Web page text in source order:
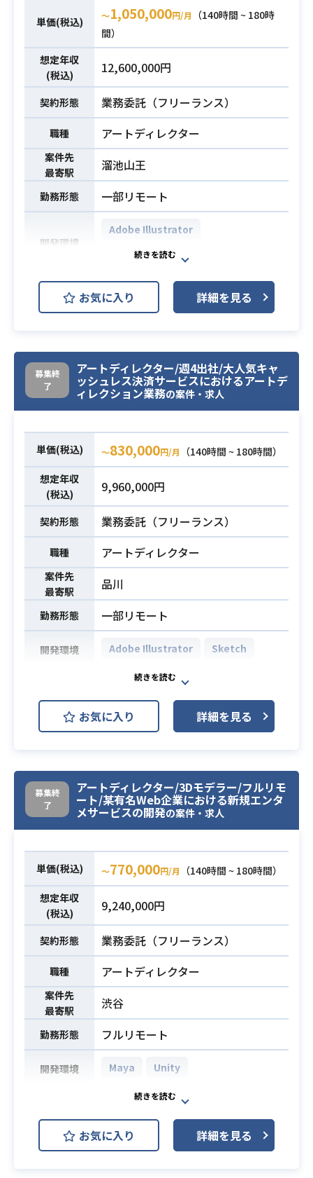
デジタルマーケティング領域におけ
る広告クリエイティブの設計から制
作ディレクションまでを一貫して担
当いただきます。
広告効果の検証・改善を重ねなが
ら、サービスの成長を加速させる重
要なポジションです。
さらに、最新のデジタルトレンドや
技術のリサーチも担っていただきま
す。
・広告クリエイティブのディレクシ
ョン（社内制作）
・上流コンセプトに基づいたターゲ
ット・メッセージ・検証要素の設計
・ラフ制作、デザイナーへの指示書
・制作物のクオリティチェック／進
行・納品管理
・新規クリエイティブ技術やデジタ
ルトレンドの調査・情報収集
経験
イティブ企画立案・制作ディレクシ
ョン経験（2年以上）
・toCサービスの広告クリエイティブ
関連の制作ディレクション経験
・Google Workspaceを利用したレ
ポーティングの実務経験
・課題解決を重視した企画を資料化
し、提案した実務経験
・KPIに基づいたプランニングの経験
②アートディレクター
業務経験、およびリモートでの業務
経験
・Photoshop、Illustrator、After Ef
・デジタル領域における広告クリエ
イティブのアートディレクション経
験（2年以上）
・toCサービスの広告クリエイティブ
・Google Workspaceを利用した実
務経験
論理的思考力がある
・ライブ配信 / エンタメに興味・関
心がある
業務内容
切に振り分け、制作チームへ指⽰を
出します。依頼内容の整理や指⽰内
容の精査、成果物のゴール設
底。制作チームが最⼤限のパフォー
マンスを発揮できるようマネジメン
トします。
‧制作物のディレクション‧監修
WEBサイトやLPのデザイン、グラフ
ィック、動画制作を統括し、クオリ
ティチェックやデザイナーへのフィ
ードバックを実施。WEB
ディレクターと連携しながら、より
効果的なビジュアル表現を追求し、
全体のクリエイティブの質を向上さ
‧動画制作の企画‧ディレクション
依頼内容のヒアリングをもとに、動
がら、ディレクション‧進⾏
管理‧クオリティ管理を担当しま
す。
必須スキル
‧Adobe Photoshop∕Adobe Illustr
‧雑誌もしくはWEB媒体のAD経験が
2年以上の⽅
単価(税込) 〜1,050,000円/月
（140時間 ~ 180時
間）
想定年収
(税込)
12,600,000円
契約形態 業務委託（フリーランス）
職種 アートディレクター
案件先
最寄駅
溜池山王
勤務形態 一部リモート
開発環境
Adobe Illustrator
Adobe Photoshop
ToC向け就活支援サービスにおける
デザイン業務全般や、
クト進行管理などを担当していただ
きます。
必須スキル
・Webデザイナーの経験5年以上
（品質・進行・スケジュール管理な
ど）
デザイン経験
・Web媒体（バナー・LP等）のデザ
イン経験
・グッズ制作（ノベルティ等）のデ
ザイン経験
・Photoshop、Illustrator、Figma
の使用経験
・プランナー・マーケター等と協業
した経験
お気に入り 詳細を見る
募集終
了
アートディレクター/週4出社/大人気キャ
ッシュレス決済サービスにおけるアートデ
ィレクション業務の案件・求人
単価(税込) 〜830,000円/月
（140時間 ~ 180時間）
想定年収
(税込)
9,960,000円
契約形態 業務委託（フリーランス）
職種 アートディレクター
案件先
最寄駅
品川
勤務形態 一部リモート
開発環境 Adobe Illustrator Sketch
業務内容
マーケティング編成部において、プ
ロモーションにおけるデザイン制作
及びクリエイティブディレクション
業務となります。
やポスターなど、クロスメディアで
のコミュニケーションに加えて、ブ
ランディング業務のサポートやデザ
ただくためにもまずは制作に携わっ
【具体的な業務内容】
- ガイドラインに沿ったDTP・WEB
ページのデザイン制作
- デザインガイドライン制作
-CPNページデザイン
-サービスサイトデザイン
-リアルイベント（ブース・パネル・
グッズ）
-デザインシステムの構築
色々業務はありますが、面談時にお
担当エリアを決めさせていただきま
す！
・WEBとDTPの両方の経験がある方
お気に入り 詳細を見る
募集終
了
アートディレクター/3Dモデラー/フルリモ
ート/某有名Web企業における新規エンタ
メサービスの開発の案件・求人
単価(税込) 〜770,000円/月
（140時間 ~ 180時間）
想定年収
(税込)
9,240,000円
契約形態 業務委託（フリーランス）
職種 アートディレクター
案件先
最寄駅
渋谷
勤務形態 フルリモート
開発環境 Maya Unity
現在、新規サービスの検討・開発を
行っており、3Dモデラ―ならびにア
ートディレクション業務を担当いた
だける方を募集しております。
お気に入り 詳細を見る